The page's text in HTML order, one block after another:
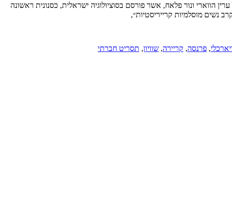
הווארי ונור פלאח, אשר פורסם בסוציולוגיה ישראלית, כסנונית ראשונה
נשים מוסלמיות קרייריסטיות״,
, פרנסה, קריירה, שוויון, תסריט חברתי